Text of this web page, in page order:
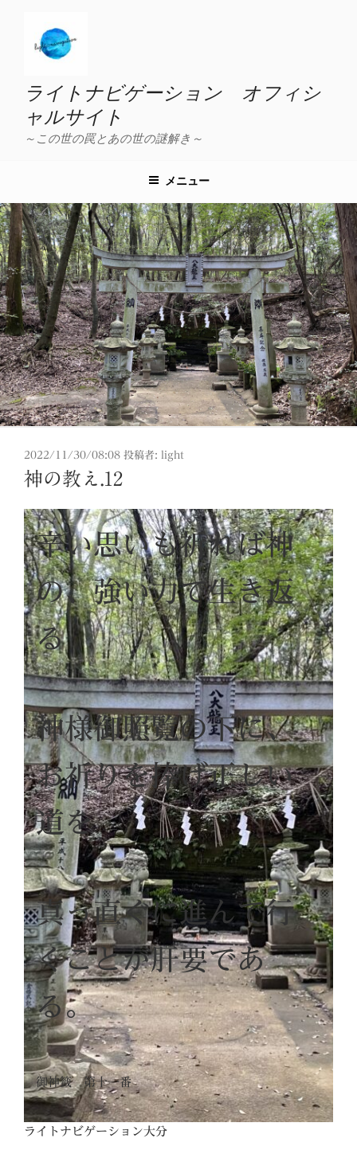
ライトナビゲーション オフィシ
ャルサイト
～この世の罠とあの世の謎解き～
メニュー
投
稿
日:
2022/11/30/08:08 投稿者: light
神の教え.12
辛い思いも祈れば神
の、強い力で生き返
る
神様御照覧の下に、
お祈りを捧げ正しい
道を
真っ直ぐに進んで行
くことが肝要であ
る。
御神籤 第十一番
ライトナビゲーション大分